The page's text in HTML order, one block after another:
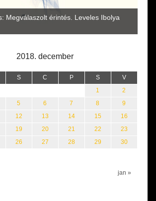
Megválaszolt érintés. Leveles Ibolya
2018. december
S C P S V
jan »
1
2
5 6 7 8
9
12 13 14 15
16
19 20 21 22
23
26 27 28 29
30